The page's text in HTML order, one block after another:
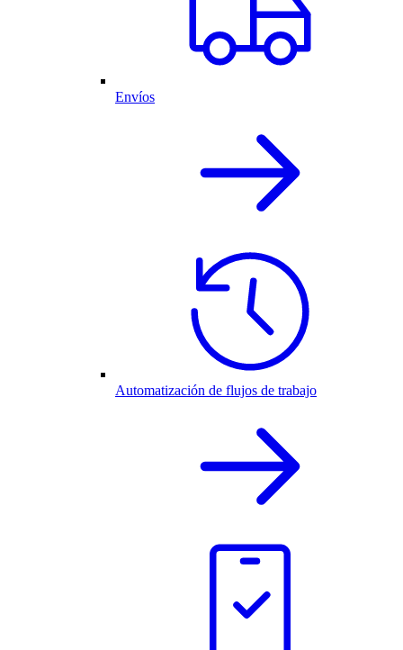
Envíos
Automatización de flujos de trabajo